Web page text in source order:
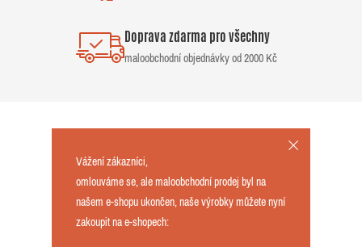
Doprava zdarma pro všechny
maloobchodní objednávky od 2000 Kč
Vážení zákazníci,
omlouváme se, ale maloobchodní prodej byl na
našem e-shopu ukončen, naše výrobky můžete nyní
zakoupit na e-shopech: